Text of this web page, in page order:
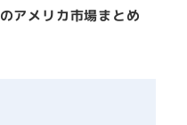
のアメリカ市場まとめ